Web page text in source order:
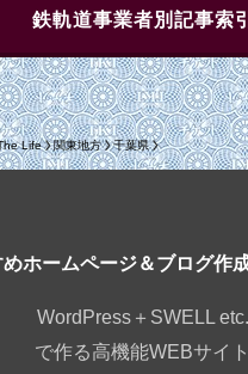
鉄軌道事業者別記事索引
Life 関東地方 千葉県
ホームページ＆ブログ作
WordPress＋SWELL etc.
で作る高機能WEBサイト